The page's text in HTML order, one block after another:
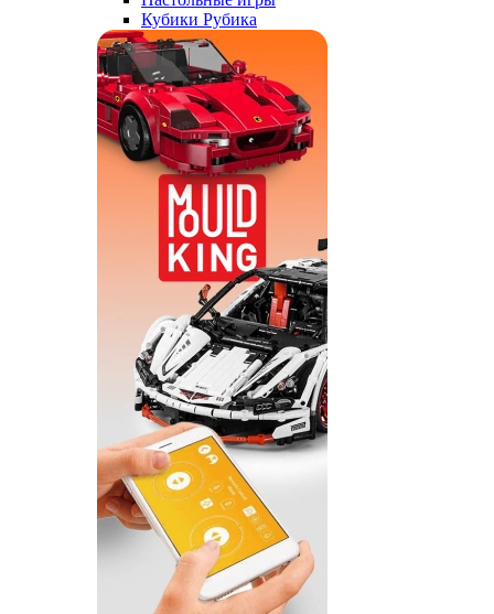
Кубики Рубика